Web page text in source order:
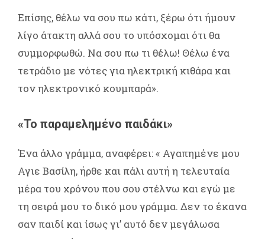
Επίσης, θέλω να σου πω κάτι, ξέρω ότι ήμουν
λίγο άτακτη αλλά σου το υπόσχομαι ότι θα
συμμορφωθώ. Να σου πω τι θέλω! Θέλω ένα
τετράδιο με νότες για ηλεκτρική κιθάρα και
τον ηλεκτρονικό κουμπαρά».
«Το παραμελημένο παιδάκι»
Ένα άλλο γράμμα, αναφέρει: « Αγαπημένε μου
Αγιε Βασίλη, ήρθε και πάλι αυτή η τελευταία
μέρα του χρόνου που σου στέλνω και εγώ με
τη σειρά μου το δικό μου γράμμα. Δεν το έκανα
σαν παιδί και ίσως γι’ αυτό δεν μεγάλωσα